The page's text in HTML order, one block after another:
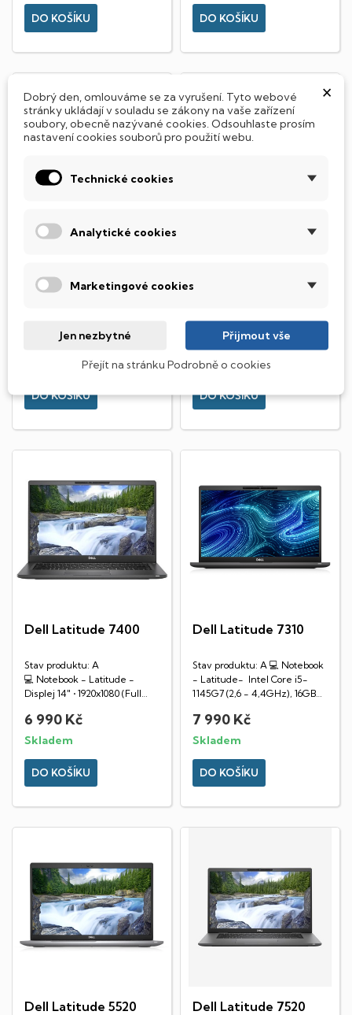
DO KOŠÍKU DO KOŠÍKU
Stav produktu: A
2.60GHz, 16GB RAM DDR4,...
10 490 Kč
DO KOŠÍKU
Stav produktu: A
4,60GHz), 16GB RAM DDR4,...
9 990 Kč
Skladem
DO KOŠÍKU
Dell Latitude 7400
Stav produktu: A
💻 Notebook - Latitude -
Displej 14" • 1920x1080 (Full
6 990 Kč
Skladem
DO KOŠÍKU
Dell Latitude 7310
Stav produktu: A 💻 Notebook
- Latitude- Intel Core i5-
1145G7 (2,6 - 4,4GHz), 16GB
7 990 Kč
Skladem
DO KOŠÍKU
Dell Latitude 5520 Dell Latitude 7520
×
Dobrý den, omlouváme se za vyrušení. Tyto webové
stránky ukládají v souladu se zákony na vaše zařízení
soubory, obecně nazývané cookies. Odsouhlaste prosím
nastavení cookies souborů pro použití webu.
Technické cookies
Analytické cookies
Marketingové cookies
Jen nezbytné Přijmout vše
Přejít na stránku Podrobně o cookies